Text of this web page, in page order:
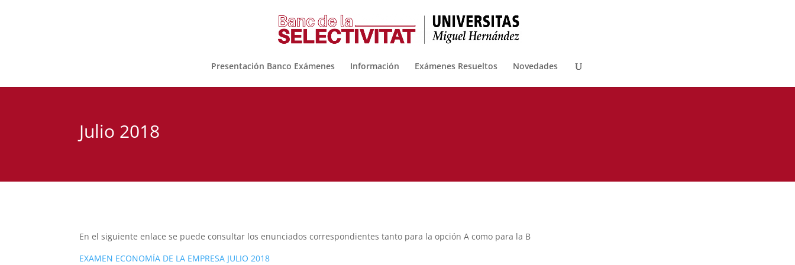
Presentación Banco Exámenes Información Exámenes Resueltos Novedades
Julio 2018
En el siguiente enlace se puede consultar los enunciados correspondientes tanto para la opción A como para la B
EXAMEN ECONOMÍA DE LA EMPRESA JULIO 2018